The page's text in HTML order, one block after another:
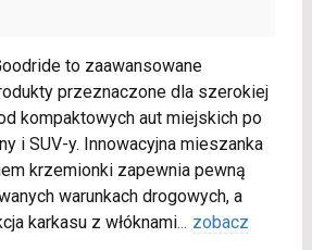
to zaawansowane
przeznaczone dla szerokiej
kompaktowych aut miejskich po
i SUV-y. Innowacyjna mieszanka
krzemionki zapewnia pewną
warunkach drogowych, a
karkasu z włóknami... zobacz